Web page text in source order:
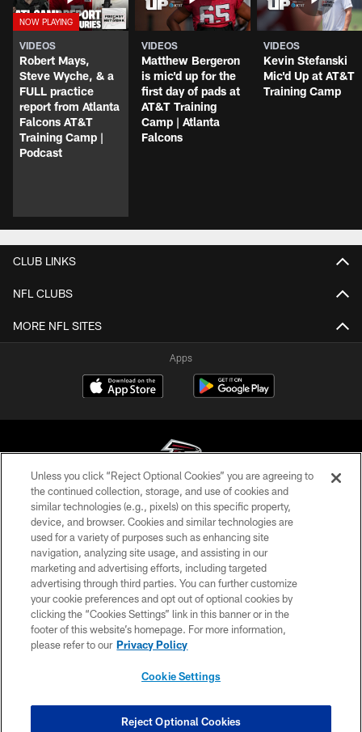
VIDEOS
Robert Mays,
Steve Wyche, & a
FULL practice
report from Atlanta
Falcons AT&T
Training Camp |
Podcast
VIDEOS
Matthew Bergeron
is mic'd up for the
first day of pads at
AT&T Training
Camp | Atlanta
Falcons
VIDEOS
Kevin Stefanski
Mic'd Up at AT&T
Training Camp
CLUB LINKS
NFL CLUBS
MORE NFL SITES
Apps
© Atlanta Falcons Football Club - 2026
PRIVACY POLICY
EMPLOYMENT
FAQ
MEDIA
ACCESSIBILITY
COOKIE SETTINGS
Unless you click “Reject Optional Cookies” you are agreeing to
the continued collection, storage, and use of cookies and
similar technologies (e.g., pixels) on this specific property,
device, and browser. Cookies and similar technologies are
used for a variety of purposes such as enhancing site
navigation, analyzing site usage, and assisting in our
marketing and advertising efforts, including targeted
advertising through third parties. You can further customize
your cookie preferences and opt out of optional cookies by
clicking the “Cookies Settings” link in this banner or in the
footer of this website’s homepage. For more information,
please refer to our Privacy Policy
Cookie Settings
Reject Optional Cookies